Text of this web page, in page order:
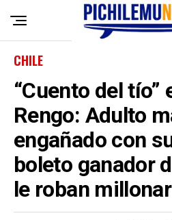
CHILE
“Cuento del tío”
Rengo: Adulto
engañado con
boleto ganador
le roban